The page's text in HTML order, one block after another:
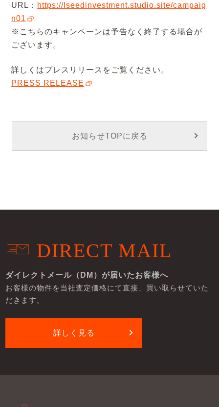
URL： https://lseedinvestment.studio.site/campaig
n01
※こちらのキャンペーンは予告なく終了する場合が
ございます。
詳しくはプレスリリースをご覧ください。
PRESS RELEASE
お知らせTOPに戻る
DIRECT MAIL
ダイレクトメール（DM）が届いたお客様へ
お客様の物件を当社査定価格にて直接、買い取らせていた
だきます。
詳しく見る